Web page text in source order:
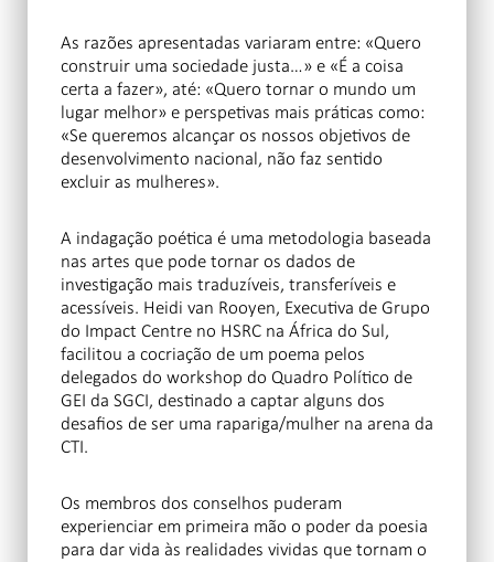
As razões apresentadas variaram entre: «Quero
construir uma sociedade justa…» e «É a coisa
certa a fazer», até: «Quero tornar o mundo um
lugar melhor» e perspetivas mais práticas como:
«Se queremos alcançar os nossos objetivos de
desenvolvimento nacional, não faz sentido
excluir as mulheres».
A indagação poética é uma metodologia baseada
nas artes que pode tornar os dados de
investigação mais traduzíveis, transferíveis e
acessíveis. Heidi van Rooyen, Executiva de Grupo
do Impact Centre no HSRC na África do Sul,
facilitou a cocriação de um poema pelos
delegados do workshop do Quadro Político de
GEI da SGCI, destinado a captar alguns dos
desafios de ser uma rapariga/mulher na arena da
CTI.
Os membros dos conselhos puderam
experienciar em primeira mão o poder da poesia
para dar vida às realidades vividas que tornam o